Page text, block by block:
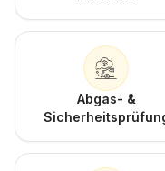
Abgas- &